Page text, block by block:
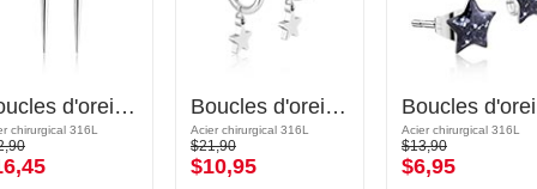
Boucles d'oreilles Huggie
chirurgical 316L
Boucles d'oreilles Huggie
Acier chirurgical 316L
$21,90
$10,95
Acier chirurgical 316L
$13,90
$6,95